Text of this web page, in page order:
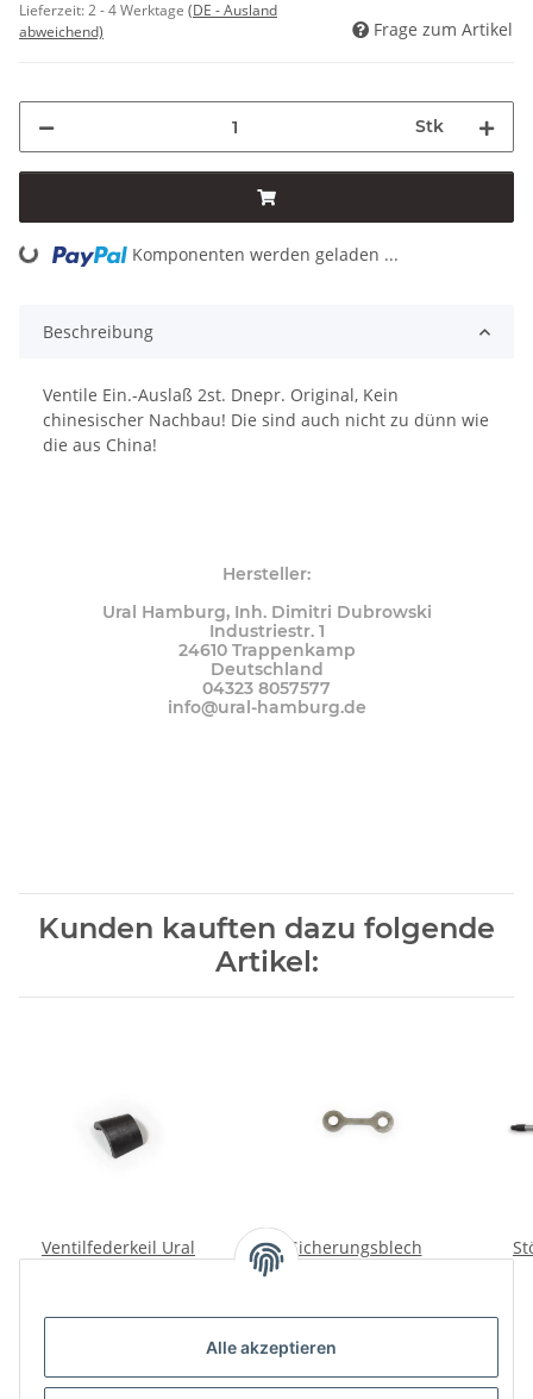
Alle akzeptieren
Lieferzeit:2 - 4 Werktage (DE - Ausland
abweichend)
Frage zum Artikel
Stk
Loading... Komponenten werden geladen ...
Beschreibung
Ventile Ein.-Auslaß 2st. Dnepr. Original, Kein
chinesischer Nachbau! Die sind auch nicht zu dünn wie
die aus China!
Hersteller:
Ural Hamburg, Inh. Dimitri Dubrowski
Industriestr. 1
24610 Trappenkamp
Deutschland
04323 8057577
info@ural-hamburg.de
Kunden kauften dazu folgende
Artikel:
Ventilfederkeil Ural
Sicherungsblech
Motordeckel Dnepr